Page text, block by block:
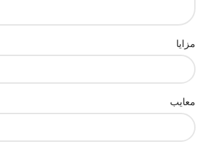
مزایا
معایب